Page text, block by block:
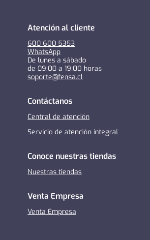
Atención al cliente
600 600 5353
WhatsApp
De lunes a sábado
de 09:00 a 19:00 horas
soporte@fensa.cl
Contáctanos
Central de atención
Servicio de atención integral
Conoce nuestras tiendas
Nuestras tiendas
Venta Empresa
Venta Empresa